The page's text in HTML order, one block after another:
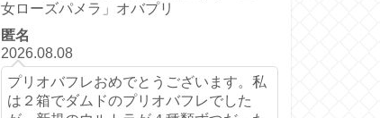
女ローズパメラ」オバプリ
匿名
2026.08.08
プリオバフレおめでとうございます。私
は２箱でダムドのプリオバフレでした